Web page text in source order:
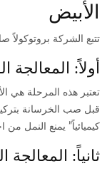
الأبيض
تتبع الشركة بروتوكولاً
أولاً: المعالجة
تعتبر هذه المرحلة هي
قبل صب الخرسانة
كيميائياً” يمنع النمل
ثانياً: المعالجة